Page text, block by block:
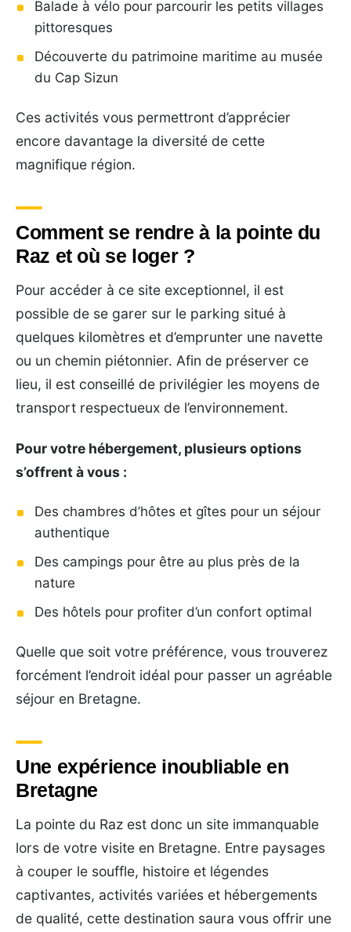
Balade à vélo pour parcourir les petits villages
pittoresques
Découverte du patrimoine maritime au musée
du Cap Sizun
Ces activités vous permettront d’apprécier
encore davantage la diversité de cette
magnifique région.
Comment se rendre à la pointe du
Raz et où se loger ?
Pour accéder à ce site exceptionnel, il est
possible de se garer sur le parking situé à
quelques kilomètres et d’emprunter une navette
ou un chemin piétonnier. Afin de préserver ce
lieu, il est conseillé de privilégier les moyens de
transport respectueux de l’environnement.
Pour votre hébergement, plusieurs options
s’offrent à vous :
Des chambres d’hôtes et gîtes pour un séjour
authentique
Des campings pour être au plus près de la
nature
Des hôtels pour profiter d’un confort optimal
Quelle que soit votre préférence, vous trouverez
forcément l’endroit idéal pour passer un agréable
séjour en Bretagne.
Une expérience inoubliable en
Bretagne
La pointe du Raz est donc un site immanquable
lors de votre visite en Bretagne. Entre paysages
à couper le souffle, histoire et légendes
captivantes, activités variées et hébergements
de qualité, cette destination saura vous offrir une